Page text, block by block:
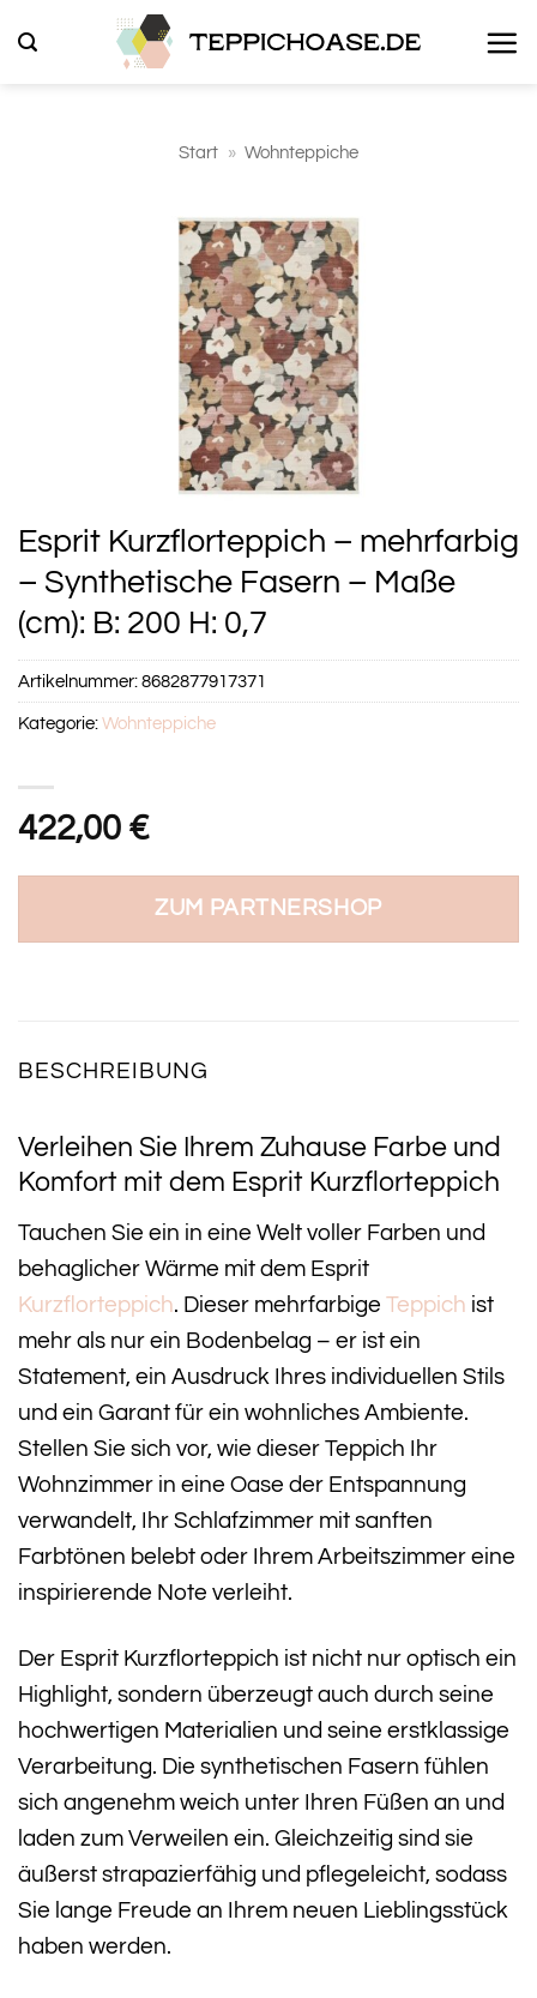
Inhalt
Start » Wohnteppiche
Esprit Kurzflorteppich – mehrfarbig
– Synthetische Fasern – Maße
(cm): B: 200 H: 0,7
422,00 €
ZUM PARTNERSHOP
Artikelnummer:8682877917371
Kategorie:Wohnteppiche
BESCHREIBUNG
Verleihen Sie Ihrem Zuhause Farbe und
Komfort mit dem Esprit Kurzflorteppich
Tauchen Sie ein in eine Welt voller Farben und
behaglicher Wärme mit dem Esprit
Kurzflorteppich. Dieser mehrfarbige Teppich ist
mehr als nur ein Bodenbelag – er ist ein
Statement, ein Ausdruck Ihres individuellen Stils
und ein Garant für ein wohnliches Ambiente.
Stellen Sie sich vor, wie dieser Teppich Ihr
Wohnzimmer in eine Oase der Entspannung
verwandelt, Ihr Schlafzimmer mit sanften
Farbtönen belebt oder Ihrem Arbeitszimmer eine
inspirierende Note verleiht.
Der Esprit Kurzflorteppich ist nicht nur optisch ein
Highlight, sondern überzeugt auch durch seine
hochwertigen Materialien und seine erstklassige
Verarbeitung. Die synthetischen Fasern fühlen
sich angenehm weich unter Ihren Füßen an und
laden zum Verweilen ein. Gleichzeitig sind sie
äußerst strapazierfähig und pflegeleicht, sodass
Sie lange Freude an Ihrem neuen Lieblingsstück
haben werden.